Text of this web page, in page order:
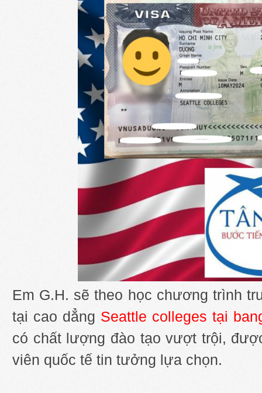
Em G.H. sẽ theo học chương trình
tại cao dẳng Seattle colleges tại
có chất lượng đào tạo vượt trội,
viên quốc tế tin tưởng lựa chọn.